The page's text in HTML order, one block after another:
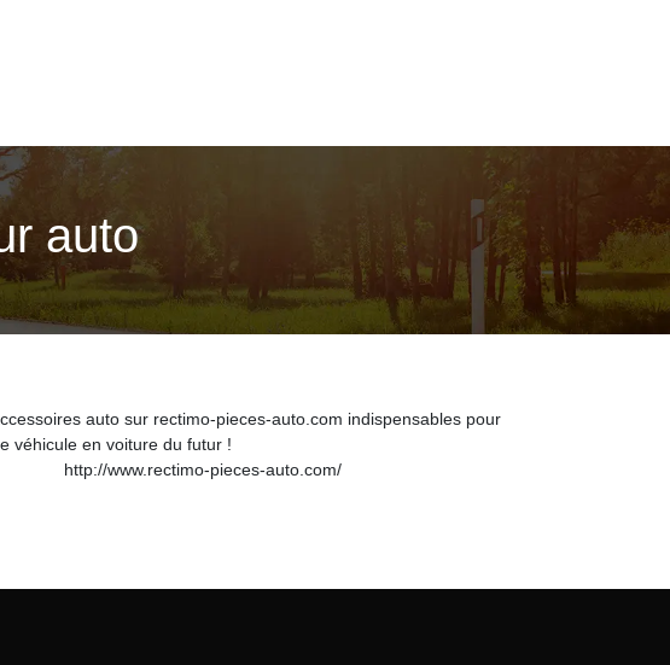
auto
auto sur rectimo-pieces-auto.com indispensables pour
véhicule en voiture du futur !
http://www.rectimo-pieces-auto.com/